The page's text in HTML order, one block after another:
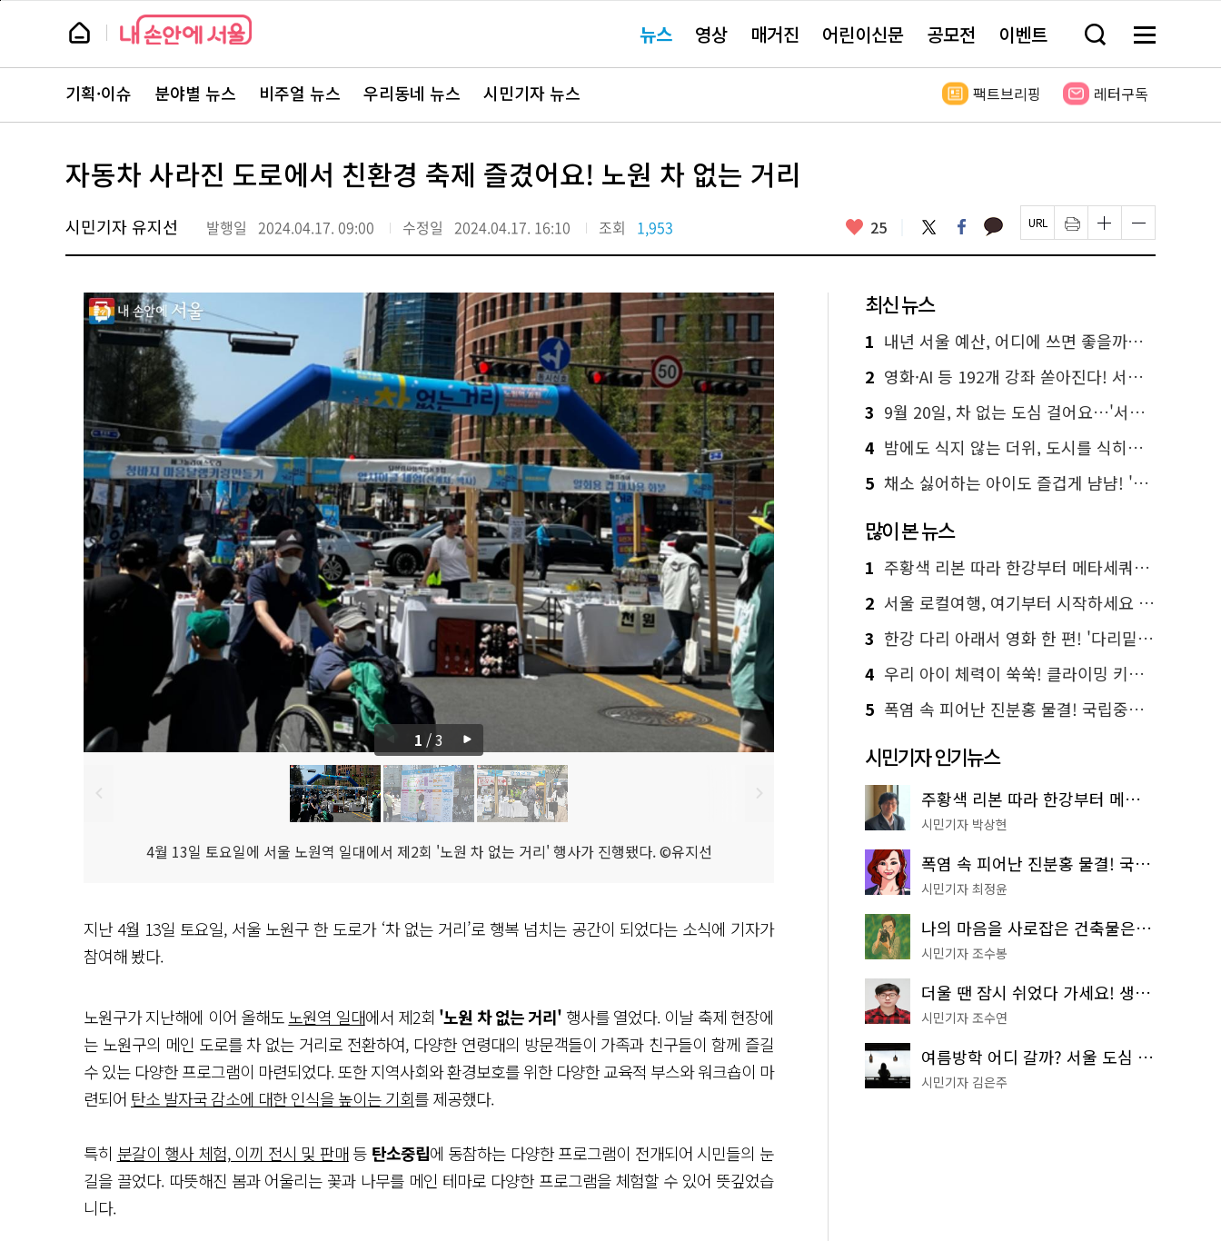
본
뉴
스 요뉴스 영상 매거진 어린이신문 공모전 이벤트 검
창
기
메
전
보
뉴
스
주
서
바
로
기획·이슈 분야별 뉴스 비주얼 뉴스 우리동네 뉴스 시민기자 뉴스 팩트브리핑 레터구독
자동차 사라진 도로에서 친환경 축제 즐겼어요! 노원 차 없는 거리
시민기자 유지선 발행일 2024.04.17. 09:00 수정일 2024.04.17. 16:10 조회 1,953 좋
요
25 트
위
터
페
이
스
카
카 페
이
지
인
쇄
하
글
자
크
하
기
글
자
크
하
4월 13일 토요일에 서울 노원역 일대에서 제2회 '노원 차 없는 거리' 행사가 진행됐다. ©유지선 ‘노원 차 없는 거리’ 행사에는 다양한 프로그램들이
1 /3
지난 4월 13일 토요일, 서울 노원구 한 도로가 ‘차 없는 거리’로 행복 넘치는 공간이 되었다는 소식에 기자가
참여해 봤다.
노원구가 지난해에 이어 올해도노원역 일대에서 제2회 '노원 차 없는 거리' 행사를 열었다. 이날 축제 현장에
는 노원구의 메인 도로를 차 없는 거리로 전환하여, 다양한 연령대의 방문객들이 가족과 친구들이 함께 즐길
수 있는 다양한 프로그램이 마련되었다. 또한 지역사회와 환경보호를 위한 다양한 교육적 부스와 워크숍이 마
련되어 탄소 발자국 감소에 대한 인식을 높이는 기회를 제공했다.
특히 분갈이 행사 체험, 이끼 전시 및 판매등 탄소중립에 동참하는 다양한 프로그램이 전개되어 시민들의 눈
길을 끌었다. 따뜻해진 봄과 어울리는 꽃과 나무를 메인 테마로 다양한 프로그램을 체험할 수 있어 뜻깊었습
니다.
최신 뉴스
1 내년 서울 예산, 어디에 쓰면 좋을까요? 온라인 투표
2 영화·AI 등 192개 강좌 쏟아진다! 서울시민대학 선착순 신청
3 9월 20일, 차 없는 도심 걸어요…'서울 걷자 페스티벌' 선착순 5천명
4 밤에도 식지 않는 더위, 도시를 식히는 시원한 해법은?
5 채소 싫어하는 아이도 즐겁게 냠냠! '찾아가는 서울시 식생활 교육' 현장
많이 본 뉴스
1 주황색 리본 따라 한강부터 메타세쿼이아 숲길까지…서울둘레길 15코스
2 서울 로컬여행, 여기부터 시작하세요 '서울에디션25'
3 한강 다리 아래서 영화 한 편! '다리밑 영화관' 무료 상영
4 우리 아이 체력이 쑥쑥! 클라이밍 키즈카페·어린이 체력장
5 폭염 속 피어난 진분홍 물결! 국립중앙박물관 배롱나무 명소
시민기자 인기뉴스
주황색 리본 따라 한강부터 메타세쿼이아 숲길까지…서울둘레길 15코스
시민기자 박상현
폭염 속 피어난 진분홍 물결! 국립중앙박물관 배롱나무 명소
시민기자 최정윤
나의 마음을 사로잡은 건축물은? '서울시 건축상' 수상작 공개!
시민기자 조수봉
더울 땐 잠시 쉬었다 가세요! 생수 냉장고부터 해피소·무더위쉼터까지
시민기자 조수연
여름방학 어디 갈까? 서울 도심 무료 실내 여행 코스 추천
시민기자 김은주
페